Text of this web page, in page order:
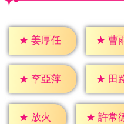
★ 姜厚任 ★ 曹
★ 李亞萍 ★ 田
★ 放火 ★ 許常